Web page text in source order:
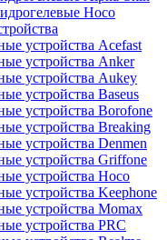
Hoco
устройства Acefast
устройства Anker
устройства Aukey
устройства Baseus
устройства Borofone
устройства Breaking
устройства Denmen
устройства Griffone
устройства Hoco
устройства Keephone
устройства Momax
устройства PRC